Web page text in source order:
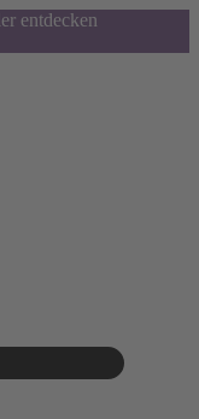
entdecken